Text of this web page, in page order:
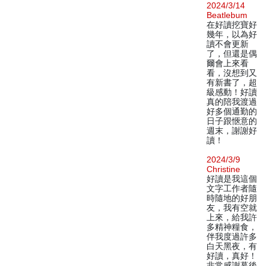
2024/3/14
Beatlebum
在好讀挖寶好
幾年，以為好
讀不會更新
了，但還是偶
爾會上來看
看，沒想到又
有新書了，超
級感動！好讀
真的陪我渡過
好多個通勤的
日子跟愜意的
週末，謝謝好
讀！
2024/3/9
Christine
好讀是我這個
文字工作者隨
時隨地的好朋
友，我有空就
上來，給我許
多精神糧食，
伴我度過許多
白天黑夜，有
好讀，真好！